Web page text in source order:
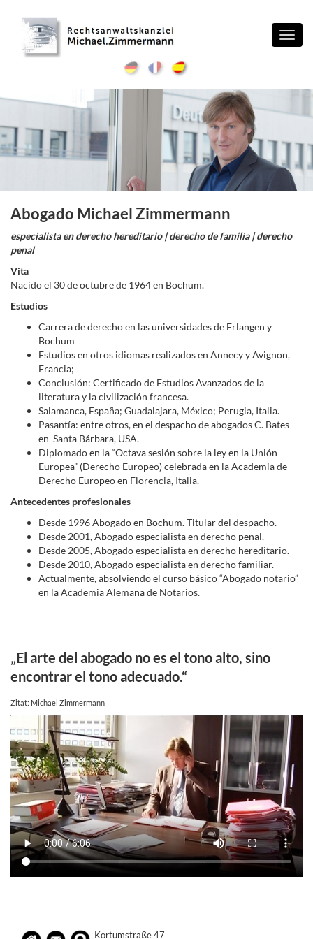
Abogado Michael Zimmermann
especialista en derecho hereditario | derecho de familia | derecho
penal
Vita
Nacido el 30 de octubre de 1964 en Bochum.
Estudios
Carrera de derecho en las universidades de Erlangen y
Bochum
Estudios en otros idiomas realizados en Annecy y Avignon,
Francia;
Conclusión: Certificado de Estudios Avanzados de la
literatura y la civilización francesa.
Salamanca, España; Guadalajara, México; Perugia, Italia.
Pasantía: entre otros, en el despacho de abogados C. Bates
en Santa Bárbara, USA.
Diplomado en la “Octava sesión sobre la ley en la Unión
Europea” (Derecho Europeo) celebrada en la Academia de
Derecho Europeo en Florencia, Italia.
Antecedentes profesionales
Desde 1996 Abogado en Bochum. Titular del despacho.
Desde 2001, Abogado especialista en derecho penal.
Desde 2005, Abogado especialista en derecho hereditario.
Desde 2010, Abogado especialista en derecho familiar.
Actualmente, absolviendo el curso básico “Abogado notario”
en la Academia Alemana de Notarios.
„El arte del abogado no es el tono alto, sino
encontrar el tono adecuado.“
Zitat: Michael Zimmermann
Kortumstraße 47